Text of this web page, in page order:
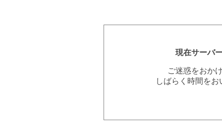
現在サーバ
ご迷惑をおか
しばらく時間を